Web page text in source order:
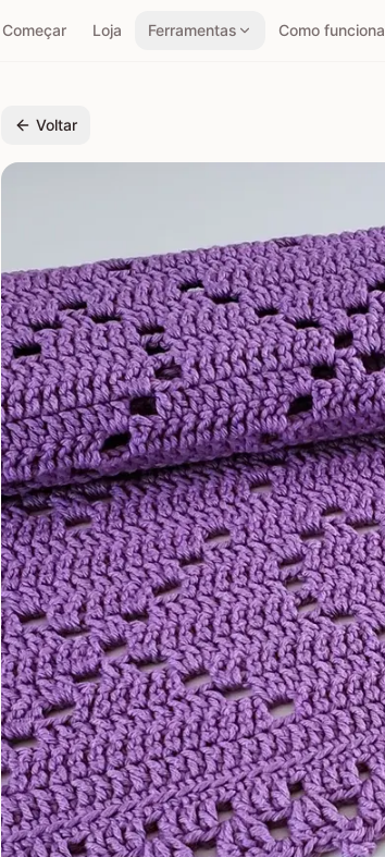
Começar Loja Ferramentas Como funciona
Voltar